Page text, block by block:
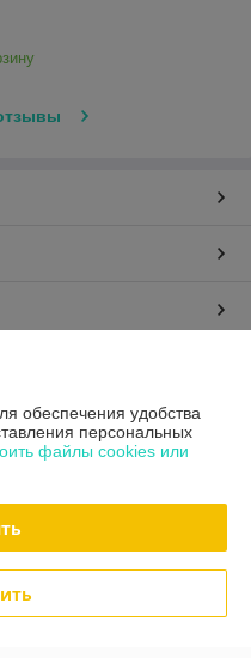
обеспечения удобства
персональных
файлы cookies или